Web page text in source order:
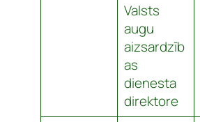
Valsts
augu
aizsardzīb
as
dienesta
direktore